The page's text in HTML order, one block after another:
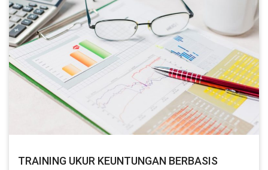
TRAINING UKUR KEUNTUNGAN BERBASIS